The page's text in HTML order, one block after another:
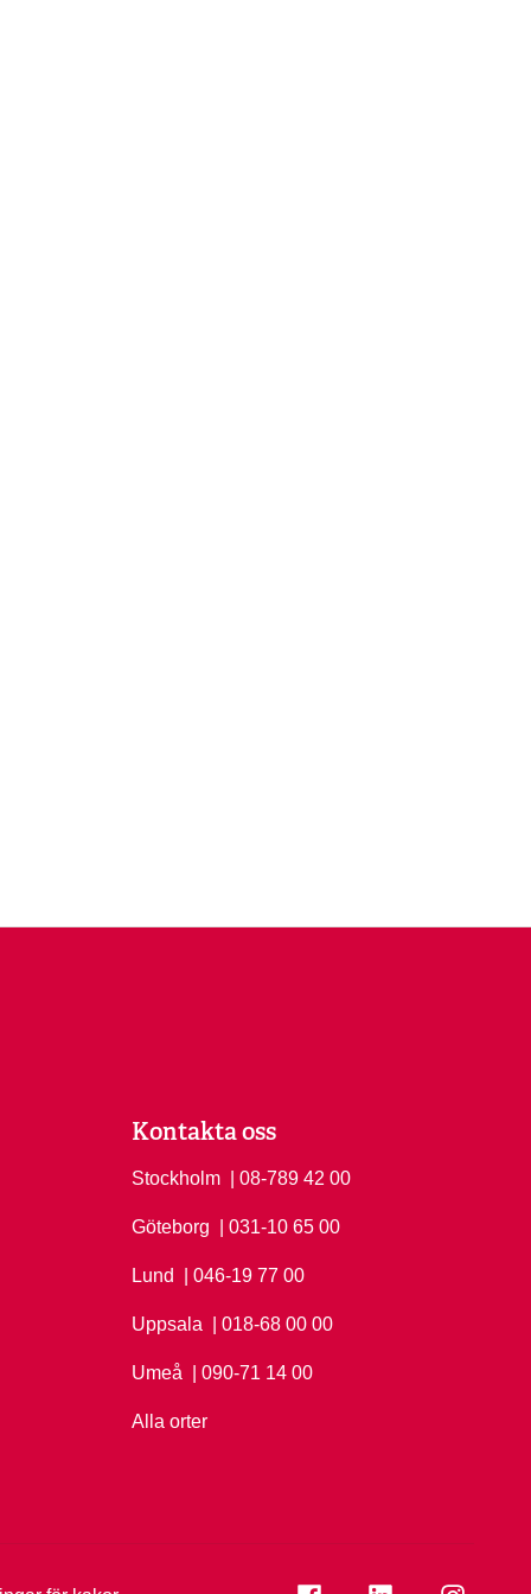
Kontakta oss
Stockholm Ring Stockholm på
| 08-789 42 00
Göteborg Ring Göteborg på
| 031-10 65 00
Lund Ring Lund på
| 046-19 77 00
Uppsala Ring Uppsala på
| 018-68 00 00
Umeå Ring Umeå på
| 090-71 14 00
Alla orter